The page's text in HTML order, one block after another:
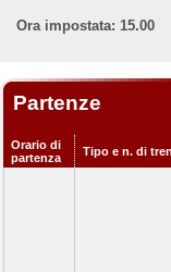
Ora impostata: 15.00
Partenze
Orario di
partenza
Tipo e n. di